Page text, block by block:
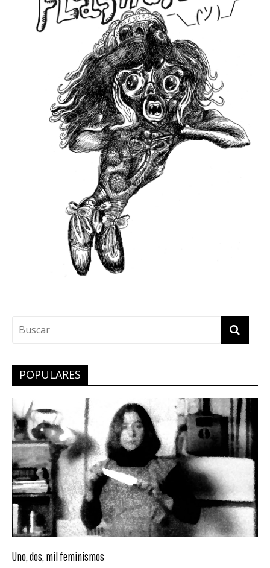
POPULARES
Uno, dos, mil feminismos